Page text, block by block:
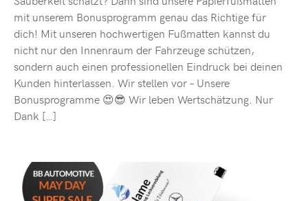
mit unserem Bonusprogramm genau das Richtige für
dich! Mit unseren hochwertigen Fußmatten kannst du
nicht nur den Innenraum der Fahrzeuge schützen,
sondern auch einen professionellen Eindruck bei deinen
Kunden hinterlassen. Wir stellen vor – Unsere
Bonusprogramme 😍😎 Wir leben Wertschätzung. Nur
Dank […]